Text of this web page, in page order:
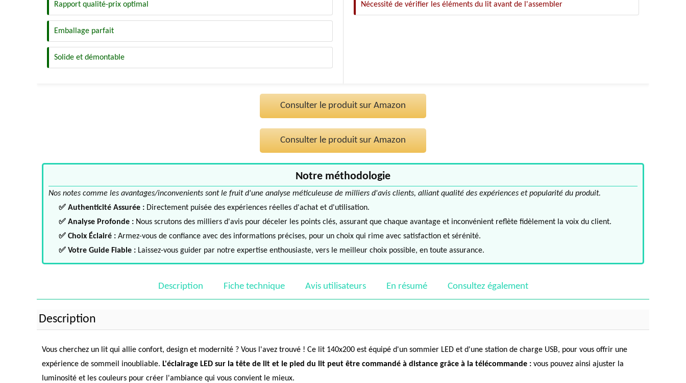
Rapport qualité-prix optimal
Emballage parfait
Solide et démontable
Nécessité de vérifier les éléments du lit avant de l'assembler
Consulter le produit sur Amazon
Consulter le produit sur Amazon
Notre méthodologie
Nos notes comme les avantages/inconvenients sont le fruit d'une analyse méticuleuse de milliers d'avis clients, alliant qualité des expériences et popularité du produit.
✅ Authenticité Assurée : Directement puisée des expériences réelles d'achat et d'utilisation.
✅ Analyse Profonde : Nous scrutons des milliers d'avis pour déceler les points clés, assurant que chaque avantage et inconvénient reflète fidèlement la voix du client.
✅ Choix Éclairé : Armez-vous de confiance avec des informations précises, pour un choix qui rime avec satisfaction et sérénité.
✅ Votre Guide Fiable : Laissez-vous guider par notre expertise enthousiaste, vers le meilleur choix possible, en toute assurance.
Description Fiche technique Avis utilisateurs En résumé Consultez également
Description
Vous cherchez un lit qui allie confort, design et modernité ? Vous l'avez trouvé ! Ce lit 140x200 est équipé d'un sommier LED et d'une station de charge USB, pour vous offrir une
expérience de sommeil inoubliable. L'éclairage LED sur la tête de lit et le pied du lit peut être commandé à distance grâce à la télécommande : vous pouvez ainsi ajuster la
luminosité et les couleurs pour créer l'ambiance qui vous convient le mieux.